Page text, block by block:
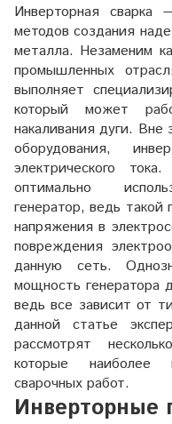
Инверторная
методов создания
металла. Незаменим
промышленных
выполняет
который может
накаливания дуги. Вне
оборудования,
электрического
оптимально
генератор, ведь такой
напряжения в
повреждения
данную сеть.
мощность генератора
ведь все зависит от
данной статье
рассмотрят
которые наиболее
сварочных работ.
Инверторные